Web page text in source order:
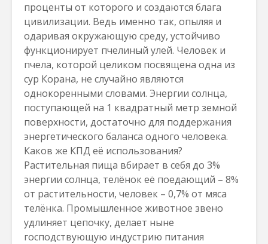
проценты от которого и создаются блага
цивилизации. Ведь именно так, опыляя и
одаривая окружающую среду, устойчиво
функционирует пчелиный улей. Человек и
пчела, которой целиком посвящена одна из
сур Корана, не случайно являются
однокоренными словами. Энергии солнца,
поступающей на 1 квадратный метр земной
поверхности, достаточно для поддержания
энергетического баланса одного человека.
Каков же КПД её использования?
Растительная пища вбирает в себя до 3%
энергии солнца, телёнок её поедающий – 8%
от растительности, человек – 0,7% от мяса
телёнка. Промышленное животное звено
удлиняет цепочку, делает ныне
господствующую индустрию питания